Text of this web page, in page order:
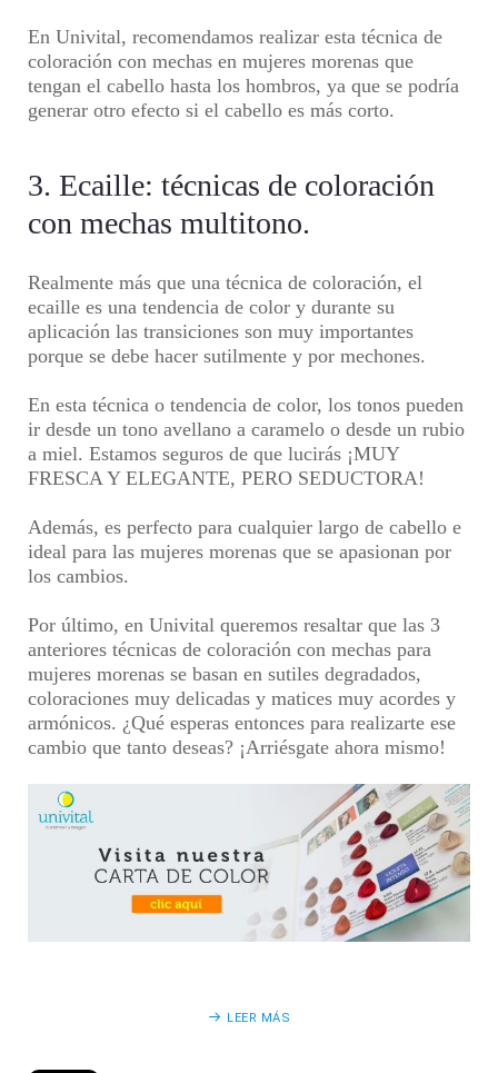
En Univital, recomendamos realizar esta técnica de
coloración con mechas en mujeres morenas que
tengan el cabello hasta los hombros, ya que se podría
generar otro efecto si el cabello es más corto.
3. Ecaille: técnicas de coloración
con mechas multitono.
Realmente más que una técnica de coloración, el
ecaille es una tendencia de color y durante su
aplicación las transiciones son muy importantes
porque se debe hacer sutilmente y por mechones.
En esta técnica o tendencia de color, los tonos pueden
ir desde un tono avellano a caramelo o desde un rubio
a miel. Estamos seguros de que lucirás ¡MUY
FRESCA Y ELEGANTE, PERO SEDUCTORA!
Además, es perfecto para cualquier largo de cabello e
ideal para las mujeres morenas que se apasionan por
los cambios.
Por último, en Univital queremos resaltar que las 3
anteriores técnicas de coloración con mechas para
mujeres morenas se basan en sutiles degradados,
coloraciones muy delicadas y matices muy acordes y
armónicos. ¿Qué esperas entonces para realizarte ese
cambio que tanto deseas? ¡Arriésgate ahora mismo!
LEER MÁS